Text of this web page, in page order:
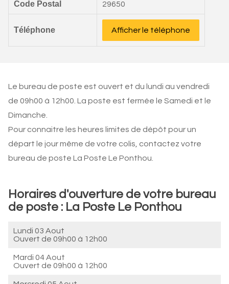
Code Postal 29650
Téléphone Afficher le téléphone
Le bureau de poste est ouvert et du lundi au vendredi
de 09h00 à 12h00. La poste est fermée le Samedi et le
Dimanche.
Pour connaitre les heures limites de dépôt pour un
départ le jour même de votre colis, contactez votre
bureau de poste La Poste Le Ponthou.
Horaires d'ouverture de votre bureau
de poste : La Poste Le Ponthou
Lundi 03 Aout
Ouvert de 09h00 à 12h00
Mardi 04 Aout
Ouvert de 09h00 à 12h00